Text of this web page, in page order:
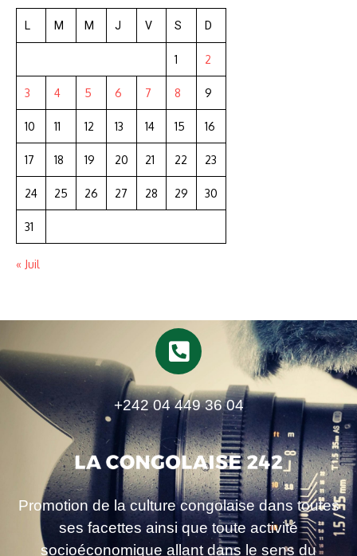
L M M J V S D
1 2
3 4 5 6 7 8 9
10 11 12 13 14 15 16
17 18 19 20 21 22 23
24 25 26 27 28 29 30
31
« Juil
+242 04 449 36 04
Promotion de la culture congolaise dans toutes
ses facettes ainsi que toute activité
socioéconomique allant dans le sens du